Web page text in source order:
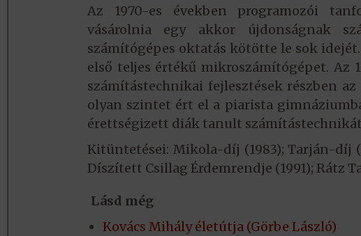
Az 1970-es években programozói
vásárolnia egy akkor újdonságnak
számítógépes oktatás kötötte le sok
első teljes értékű mikroszámítógépet. Az
számítástechnikai fejlesztések részben
olyan szintet ért el a piarista
érettségizett diák tanult
Kitüntetései: Mikola-díj (1983); Tarján-díj
Díszített Csillag Érdemrendje (1991); Rátz
Lásd még
Kovács Mihály életútja (Görbe László)